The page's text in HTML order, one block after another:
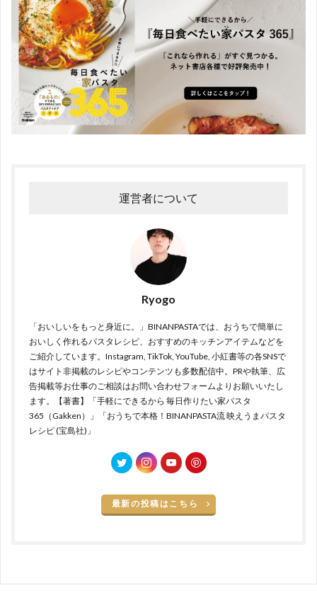
運営者について
Ryogo
「おいしいをもっと身近に。」BINANPASTAでは、おうちで簡単に
おいしく作れるパスタレシピ、おすすめのキッチンアイテムなどを
ご紹介しています。Instagram, TikTok, YouTube, 小紅書等の各SNSで
はサイト非掲載のレシピやコンテンツも多数配信中。PRや執筆、広
告掲載等お仕事のご相談はお問い合わせフォームよりお願いいたし
ます。【著書】「手軽にできるから 毎日作りたい家パスタ
365（Gakken）」「おうちで本格！BINANPASTA流 映えうまパスタ
レシピ (宝島社)」
最新の投稿はこちら